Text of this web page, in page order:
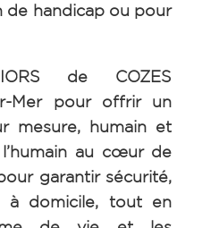
de handicap ou pour
de COZES
Mer pour offrir un
mesure, humain et
au cœur de
garantir sécurité,
à domicile, tout en